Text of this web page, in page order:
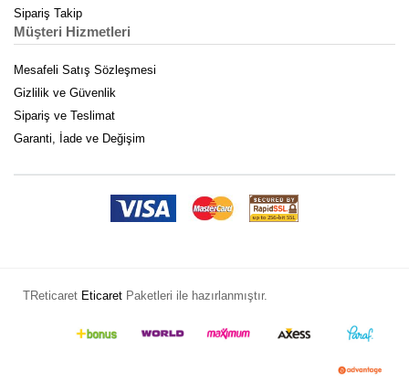
Sipariş Takip
Müşteri Hizmetleri
Mesafeli Satış Sözleşmesi
Gizlilik ve Güvenlik
Sipariş ve Teslimat
Garanti, İade ve Değişim
TReticaret Eticaret Paketleri ile hazırlanmıştır.